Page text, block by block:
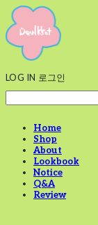
LOG IN 로그인
Home
Shop
About
Lookbook
Notice
Q&A
Review